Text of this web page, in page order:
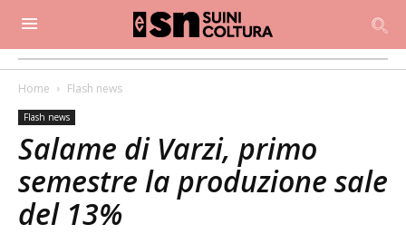
Home Flash news
Flash news
Salame di Varzi, primo
semestre la produzione sale
del 13%